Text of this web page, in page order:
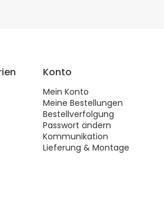
Konto
Mein Konto
Meine Bestellungen
Bestellverfolgung
Passwort ändern
Kommunikation
Lieferung & Montage